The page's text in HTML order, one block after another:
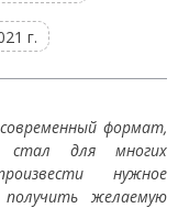
г.
формат,
стал для многих
нужное
желаемую